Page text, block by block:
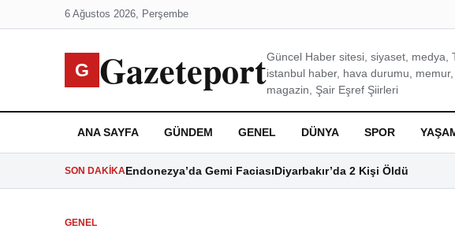
6 Ağustos 2026, Perşembe
G GazeteportGüncel Haber sitesi, siyaset, medya,
istanbul haber, hava durumu,
magazin, Şair Eşref Şiirleri
ANA SAYFA GÜNDEM GENEL DÜNYA SPOR
SON DAKIKAEndonezya’da Gemi FaciasıDiyarbakır’da 2 Kişi Öldü
GENEL